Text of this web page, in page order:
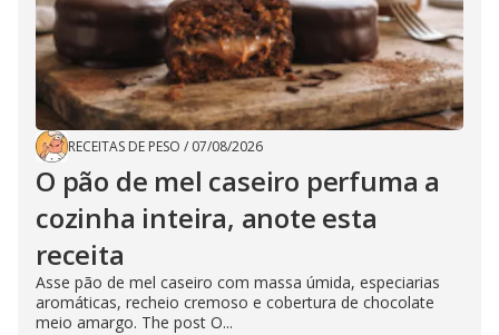
RECEITAS DE PESO / 07/08/2026
O pão de mel caseiro perfuma a
cozinha inteira, anote esta
receita
Asse pão de mel caseiro com massa úmida, especiarias
aromáticas, recheio cremoso e cobertura de chocolate
meio amargo. The post O...